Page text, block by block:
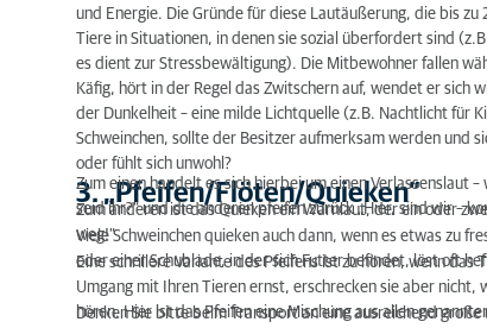
5. „Zähne klappern“
und Energie. Die Gründe für diese Lautäußerung, die bis
Tiere in Situationen, in denen sie sozial überfordert sind
es dient zur Stressbewältigung). Die Mitbewohner fallen
Käfig, hört in der Regel das Zwitschern auf, wendet er sich
der Dunkelheit – eine milde Lichtquelle (z.B. Nachtlicht für
Schweinchen, sollte der Besitzer aufmerksam werden und
oder fühlt sich unwohl?
3. „Pfeifen/Flöten/Quieken“
Zum einen handelt es sich hierbei um einen Verlassenslaut
seid ihr?“ und die anderen pfeifen zurück „Hier, sind wir –
Zum anderen ist das Quieken ein Warnlaut, der ein oder
weg!“
Viele Schweinchen quieken auch dann, wenn es etwas zu
oder einer Schublade, in der sich Futter befindet, löst oft
Eine schrillere Variante des Pfeifens ist zu hören, wenn
Umgang mit Ihren Tieren ernst, erschrecken sie aber nicht,
hören. Hier ist das Pfeifen eine Mischung aus allen
Denken Sie bitte beim Transport an eine ausreichend